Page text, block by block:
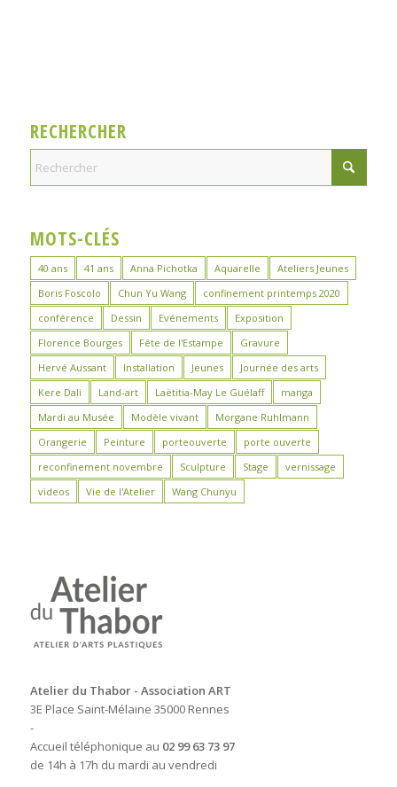
RECHERCHER
MOTS-CLÉS
40 ans 41 ans Anna Pichotka Aquarelle
Ateliers Jeunes
Boris Foscolo
Chun Yu Wang
confinement printemps 2020
conférence
Dessin Evénements
Exposition
Florence Bourges
Fête de l'Estampe
Gravure
Hervé Aussant
Installation Jeunes
Journée des arts
Kere Dali
Land-art Laëtitia-May Le Guélaff
manga
Mardi au Musée
Modèle vivant
Morgane Ruhlmann
Orangerie
Peinture porteouverte
porte ouverte
reconfinement novembre
Sculpture Stage
vernissage
videos
Vie de l'Atelier Wang Chunyu
Atelier du Thabor - Association ART
3E Place Saint-Mélaine 35000 Rennes
-
Accueil téléphonique au 02 99 63 73 97
de 14h à 17h du mardi au vendredi